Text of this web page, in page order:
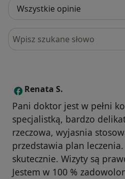
Szukaj w opiniach
R Renata S.
Pani doktor jest w pełni
specjalistką, bardzo
rzeczowa, wyjasnia
przedstawia plan
skutecznie. Wizyty są
Jestem w 100 %